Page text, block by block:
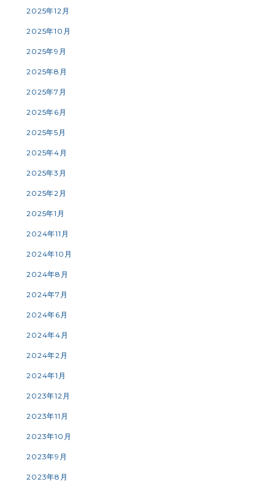
2025年12月
2025年10月
2025年9月
2025年8月
2025年7月
2025年6月
2025年5月
2025年4月
2025年3月
2025年2月
2025年1月
2024年11月
2024年10月
2024年8月
2024年7月
2024年6月
2024年4月
2024年2月
2024年1月
2023年12月
2023年11月
2023年10月
2023年9月
2023年8月